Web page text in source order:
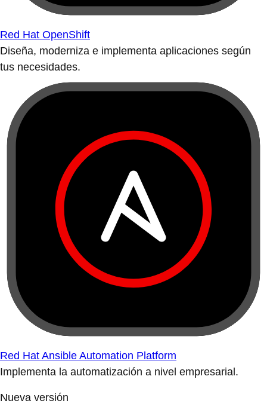
Red Hat OpenShift
Diseña, moderniza e implementa aplicaciones según
tus necesidades.
Red Hat Ansible Automation Platform
Implementa la automatización a nivel empresarial.
Nueva versión